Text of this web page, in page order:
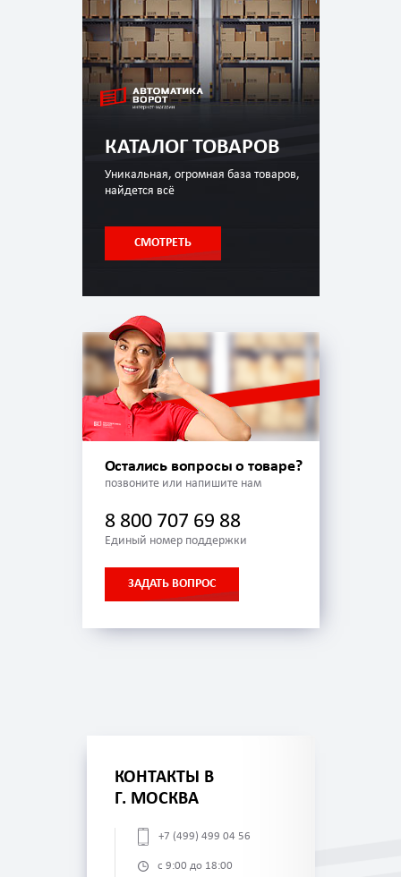
КАТАЛОГ ТОВАРОВ
Уникальная, огромная база товаров,
найдется всё
СМОТРЕТЬ
Остались вопросы о товаре?
позвоните или напишите нам
8 800 707 69 88
Единый номер поддержки
ЗАДАТЬ ВОПРОС
КОНТАКТЫ В
Г. МОСКВА
+7 (499) 499 04 56
с 9:00 до 18:00